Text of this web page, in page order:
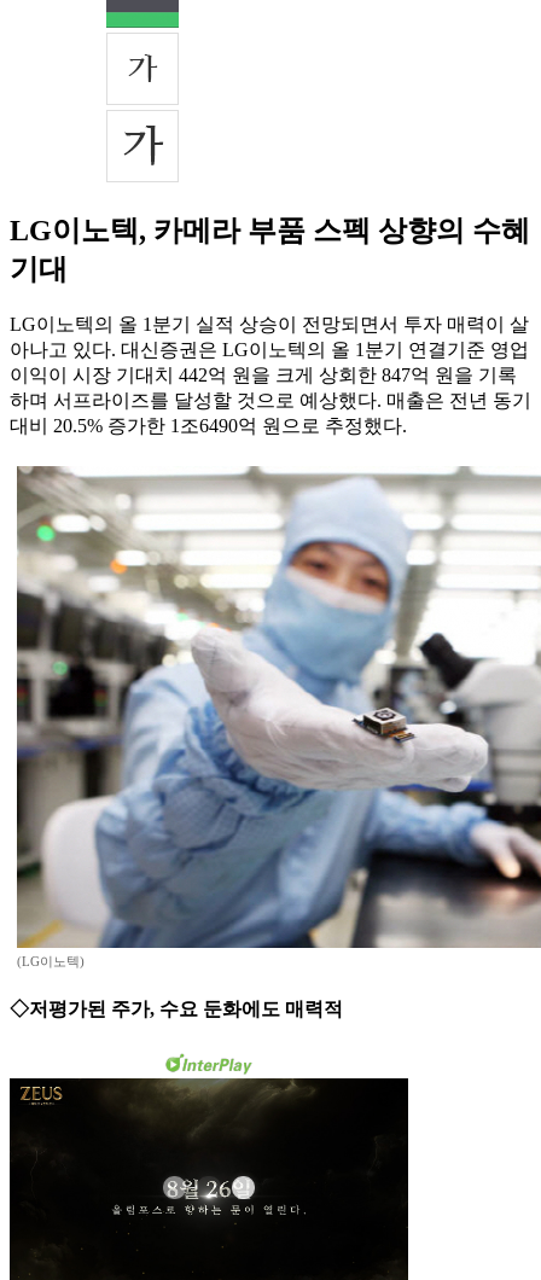
LG이노텍, 카메라 부품 스펙 상향의 수혜
기대
LG이노텍의 올 1분기 실적 상승이 전망되면서 투자 매력이 살
아나고 있다. 대신증권은 LG이노텍의 올 1분기 연결기준 영업
이익이 시장 기대치 442억 원을 크게 상회한 847억 원을 기록
하며 서프라이즈를 달성할 것으로 예상했다. 매출은 전년 동기
대비 20.5% 증가한 1조6490억 원으로 추정했다.
(LG이노텍)
◇저평가된 주가, 수요 둔화에도 매력적